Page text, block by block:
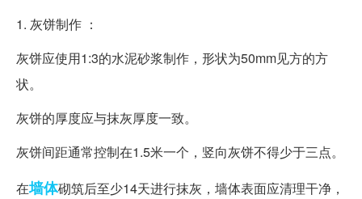
1. 灰饼制作 ：
灰饼应使用1:3的水泥砂浆制作，形状为50mm见方的方
状。
灰饼的厚度应与抹灰厚度一致。
灰饼间距通常控制在1.5米一个，竖向灰饼不得少于三点。
在墙体砌筑后至少14天进行抹灰，墙体表面应清理干净，